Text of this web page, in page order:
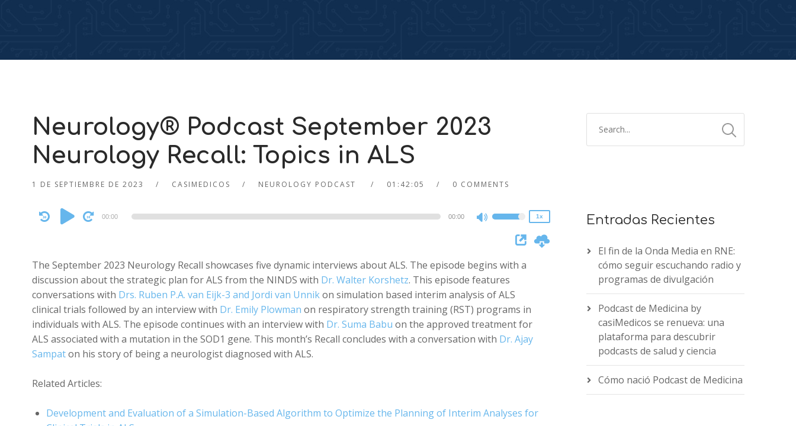
Neurology® Podcast September 2023
Neurology Recall: Topics in ALS
1 DE SEPTIEMBRE DE 2023 CASIMEDICOS NEUROLOGY PODCAST 01:42:05 0 COMMENTS
Audio
Player
00:00 00:00
Use
Up/Down
keys
to
increase
or
decrease
volume.
1x
The September 2023 Neurology Recall showcases five dynamic interviews about ALS. The episode begins with a
discussion about the strategic plan for ALS from the NINDS with Dr. Walter Korshetz. This episode features
conversations with Drs. Ruben P.A. van Eijk-3 and Jordi van Unnikon simulation based interim analysis of ALS
clinical trials followed by an interview with Dr. Emily Plowman on respiratory strength training (RST) programs in
individuals with ALS. The episode continues with an interview with Dr. Suma Babu on the approved treatment for
ALS associated with a mutation in the SOD1 gene. This month’s Recall concludes with a conversation with Dr. Ajay
Sampaton his story of being a neurologist diagnosed with ALS.
Related Articles:
Development and Evaluation of a Simulation-Based Algorithm to Optimize the Planning of Interim Analyses for
Entradas Recientes
El fin de la Onda Media en RNE:
cómo seguir escuchando radio y
programas de divulgación
Podcast de Medicina by
casiMedicos se renueva: una
plataforma para descubrir
podcasts de salud y ciencia
Cómo nació Podcast de Medicina